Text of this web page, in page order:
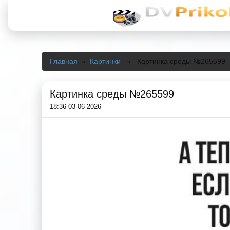
Главная » Картинки » Картинка среды №265599
Картинка среды №265599
18:36 03-06-2026